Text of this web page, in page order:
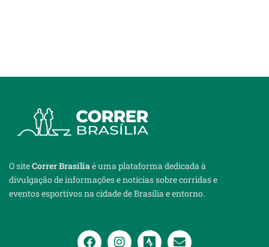
O siteCorrer Brasíliaé uma plataforma dedicada à
divulgação de informações e notícias sobre corridas e
eventos esportivos na cidade de Brasília e entorno.